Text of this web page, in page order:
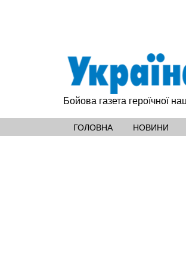
Бойова газета героїчної
ГОЛОВНА НОВИНИ